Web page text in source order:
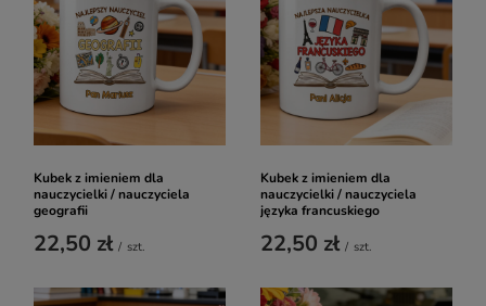
Kubek z imieniem dla
nauczycielki / nauczyciela
geografii
22,50 zł / szt.
Kubek z imieniem dla
nauczycielki / nauczyciela
języka francuskiego
22,50 zł / szt.